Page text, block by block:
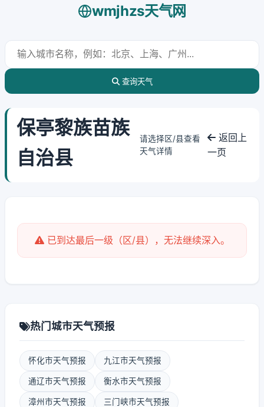
wmjhzs天气网
查询天气
保亭黎族苗族
自治县
请选择区/县查看
天气详情
返回上
一页
已到达最后一级（区/县），无法继续深入。
热门城市天气预报
怀化市天气预报 九江市天气预报
通辽市天气预报 衡水市天气预报
漳州市天气预报 三门峡市天气预报